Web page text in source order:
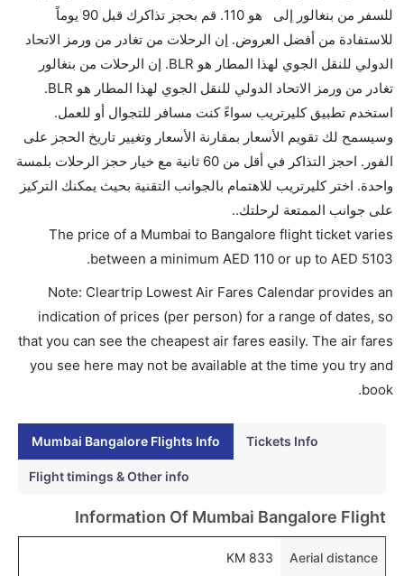
هل سيقدم لي الكحول على متن رحلة من إلى بنغالور؟
لا تقدم شركة الطيران الكحول على متن رحلة داخلية. يتم
تقديم الكحول على متن الرحلات الدولية فقط.
ما متوسط أسعار رحلة الدرجة الاقتصادية من إلى بنغالور؟
AED 5103. الاتحاد للطيران, جيت لايت, الخطوط الجوية
الفرنسية, فيرجن أتلانتيك, أليتاليا, دلتا, غو اير, إنديغو,
طيران كندا, and ايرمارك للملاحة الجوية الأندونيسية
يوفرون تذاكر في هذا النطاق من الأسعار.
هل اختيار إنجاز إجراءات السفر عبر الإنترنت متاح في رحلة
إلى بنغالور عبر الإنترنت أو في المطار.
هل يمكنني حجز فنادق متوسطة التكلفة بالقرب من مطار
عبر اختيار فنادق كليرتريب.
هل يتيح بنغالور مطار إمكانية تغيير الحفاض للأطفال؟
و الرضع.
للسفر من بنغالور إلى هو 110. قم بحجز تذاكرك قبل 90 يوماً
للاستفادة من أفضل العروض. إن الرحلات من تغادر من ورمز الاتحاد
الدولي للنقل الجوي لهذا المطار هو BLR. إن الرحلات من بنغالور
تغادر من ورمز الاتحاد الدولي للنقل الجوي لهذا المطار هو BLR.
استخدم تطبيق كليرتريب سواءً كنت مسافر للتجوال أو للعمل.
وسيسمح لك تقويم الأسعار بمقارنة الأسعار وتغيير تاريخ الحجز على
الفور. احجز التذاكر في أقل من 60 ثانية مع خيار حجز الرحلات بلمسة
واحدة. اختر كليرتريب للاهتمام بالجوانب التقنية بحيث يمكنك التركيز
على جوانب الممتعة لرحلتك..
The price of a Mumbai to Bangalore flight ticket varies
between a minimum AED 110 or up to AED 5103
.
Note: Cleartrip Lowest Air Fares Calendar provides an
indication of prices (per person) for a range of dates, so
that you can see the cheapest air fares easily. The air fares
you see here may not be available at the time you try and
book.
Mumbai Bangalore Flights Info Tickets Info
Flight timings & Other info
Information Of Mumbai Bangalore Flight
Aerial distance
833 KM